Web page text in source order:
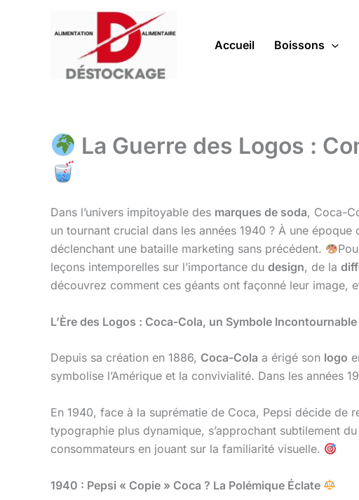
Accueil Boissons
La Guerre des Logos :
Dans l’univers impitoyable des marques de soda, Coca-
un tournant crucial dans les années 1940 ? À une
déclenchant une bataille marketing sans précédent.
leçons intemporelles sur l’importance du design, de la
découvrez comment ces géants ont façonné leur
L’Ère des Logos : Coca-Cola, un Symbole Incontournable
Depuis sa création en 1886, Coca-Cola a érigé son logo
symbolise l’Amérique et la convivialité. Dans les années
En 1940, face à la suprématie de Coca, Pepsi décide de
typographie plus dynamique, s’approchant subtilement
consommateurs en jouant sur la familiarité visuelle.
1940 : Pepsi « Copie » Coca ? La Polémique Éclate